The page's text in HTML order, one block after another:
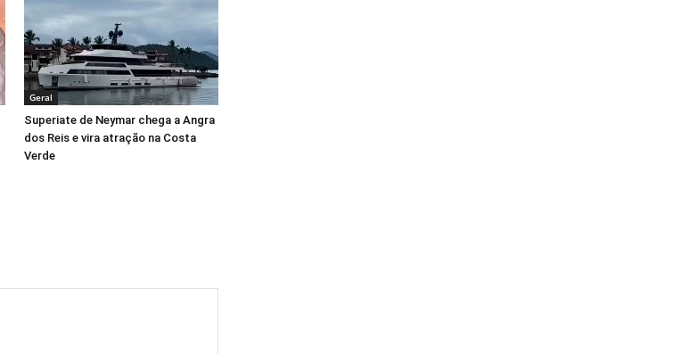
Geral
Superiate de Neymar chega a Angra
dos Reis e vira atração na Costa
Verde